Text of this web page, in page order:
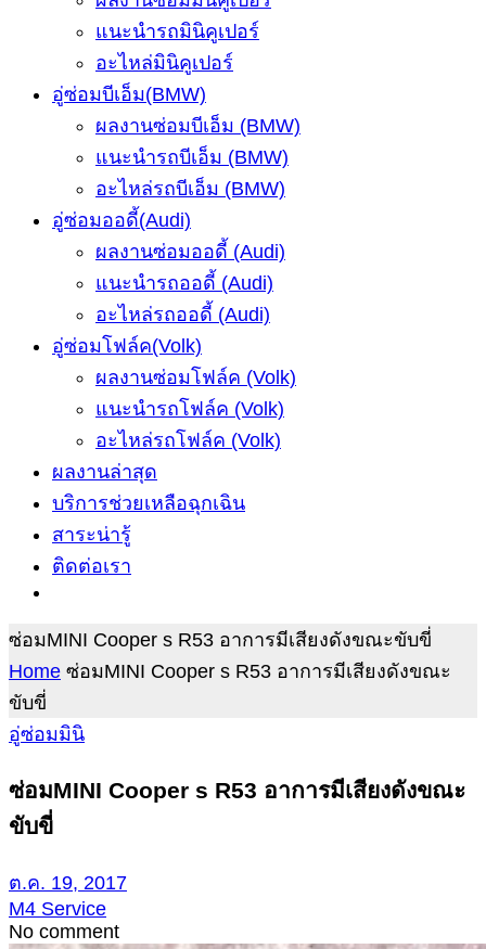
แนะนำรถมินิคูเปอร์
อะไหล่มินิคูเปอร์
อู่ซ่อมบีเอ็ม(BMW)
ผลงานซ่อมบีเอ็ม (BMW)
แนะนำรถบีเอ็ม (BMW)
อะไหล่รถบีเอ็ม (BMW)
อู่ซ่อมออดี้(Audi)
ผลงานซ่อมออดี้ (Audi)
แนะนำรถออดี้ (Audi)
อะไหล่รถออดี้ (Audi)
อู่ซ่อมโฟล์ค(Volk)
ผลงานซ่อมโฟล์ค (Volk)
แนะนำรถโฟล์ค (Volk)
อะไหล่รถโฟล์ค (Volk)
ผลงานล่าสุด
บริการช่วยเหลือฉุกเฉิน
สาระน่ารู้
ติดต่อเรา
ซ่อมMINI Cooper s R53 อาการมีเสียงดังขณะขับขี่
Home ซ่อมMINI Cooper s R53 อาการมีเสียงดังขณะ
ขับขี่
อู่ซ่อมมินิ
ซ่อมMINI Cooper s R53 อาการมีเสียงดังขณะ
ขับขี่
ต.ค. 19, 2017
M4 Service
No comment